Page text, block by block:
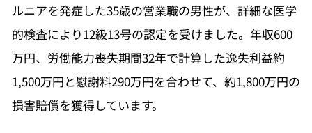
ルニアを発症した35歳の営業職の男性が、詳細な医学
的検査により12級13号の認定を受けました。年収600
万円、労働能力喪失期間32年で計算した逸失利益約
1,500万円と慰謝料290万円を合わせて、約1,800万円の
損害賠償を獲得しています。